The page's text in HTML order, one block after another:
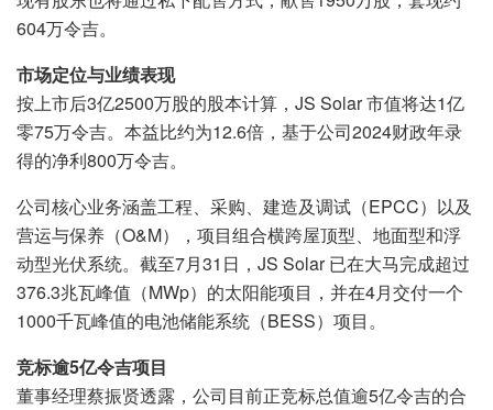
604万令吉。
市场定位与业绩表现
按上市后3亿2500万股的股本计算，JS Solar 市值将达1亿
零75万令吉。本益比约为12.6倍，基于公司2024财政年录
得的净利800万令吉。
公司核心业务涵盖工程、采购、建造及调试（EPCC）以及
营运与保养（O&M），项目组合横跨屋顶型、地面型和浮
动型光伏系统。截至7月31日，JS Solar 已在大马完成超过
376.3兆瓦峰值（MWp）的太阳能项目，并在4月交付一个
1000千瓦峰值的电池储能系统（BESS）项目。
竞标逾5亿令吉项目
董事经理蔡振贤透露，公司目前正竞标总值逾5亿令吉的合